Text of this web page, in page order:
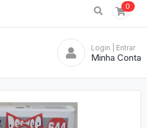
0
Login | Entrar
Minha Conta